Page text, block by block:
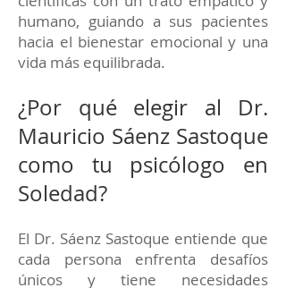
humano, guiando a sus pacientes
hacia el bienestar emocional y una
vida más equilibrada.
¿Por qué elegir al Dr.
Mauricio Sáenz Sastoque
como tu psicólogo en
Soledad?
El Dr. Sáenz Sastoque entiende que
cada persona enfrenta desafíos
únicos y tiene necesidades